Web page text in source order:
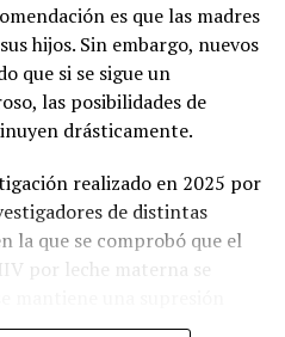
es que las madres
hijos. Sin embargo, nuevos
que si se sigue un
las posibilidades de
drásticamente.
realizado en 2025 por
de distintas
la que se comprobó que el
por leche materna se